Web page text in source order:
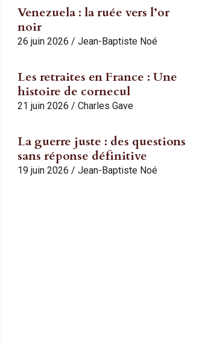
Venezuela : la ruée vers l’or
noir
26 juin 2026 / Jean-Baptiste Noé
Les retraites en France : Une
histoire de cornecul
21 juin 2026 / Charles Gave
La guerre juste : des questions
sans réponse définitive
19 juin 2026 / Jean-Baptiste Noé
Charles Gave
enfin
réédités!
Commander